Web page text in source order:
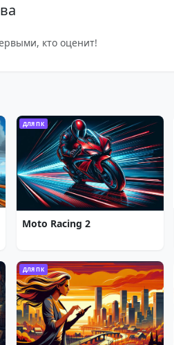
кто оценит!
ДЛЯ ПК
Moto Racing 2
ДЛЯ ПК